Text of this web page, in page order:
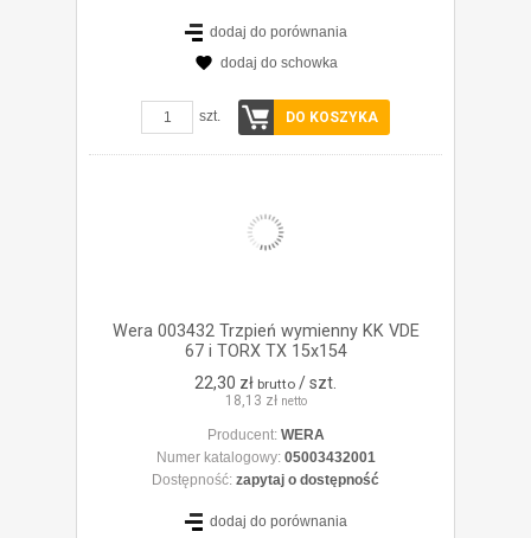
dodaj do porównania
dodaj do schowka
szt. DO KOSZYKA
Wera 003432 Trzpień wymienny KK VDE
67 i TORX TX 15x154
22,30 zł brutto / szt.
18,13 zł netto
Producent: WERA
Numer katalogowy: 05003432001
Dostępność: zapytaj o dostępność
dodaj do porównania